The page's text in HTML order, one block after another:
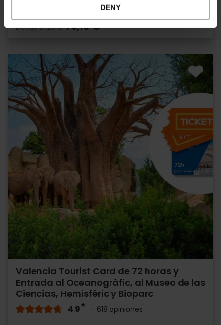
DENY
Desde81,25 € 73,13 €
Valencia Tourist Card de 72 horas y
Entrada al Oceanogràfic, al Museo de las
Ciencias, Hemisfèric y Bioparc
4.9 - 618 opiniones